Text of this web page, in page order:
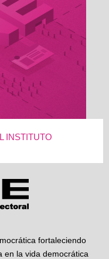
INSTITUTO
fortaleciendo
en la vida democrática